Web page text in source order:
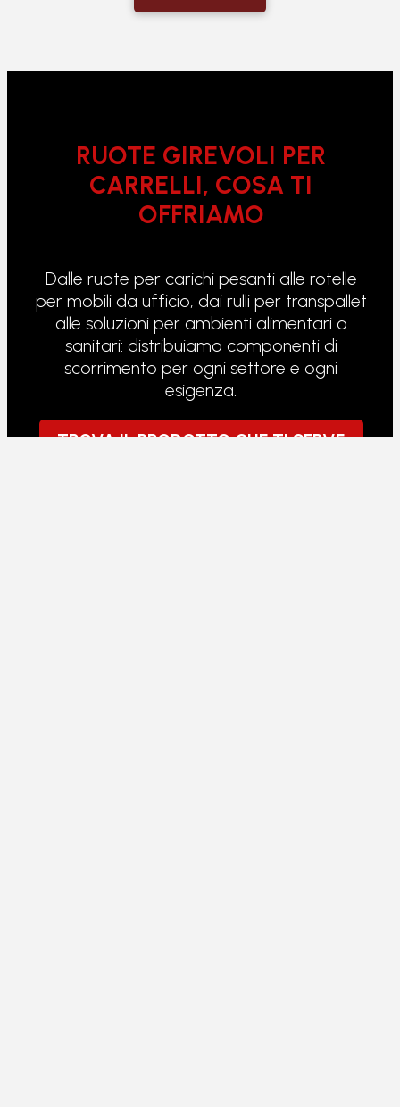
RUOTE GIREVOLI PER
CARRELLI, COSA TI
OFFRIAMO
Dalle ruote per carichi pesanti alle rotelle
per mobili da ufficio, dai rulli per transpallet
alle soluzioni per ambienti alimentari o
sanitari: distribuiamo componenti di
scorrimento per ogni settore e ogni
esigenza.
TROVA IL PRODOTTO CHE TI SERVE